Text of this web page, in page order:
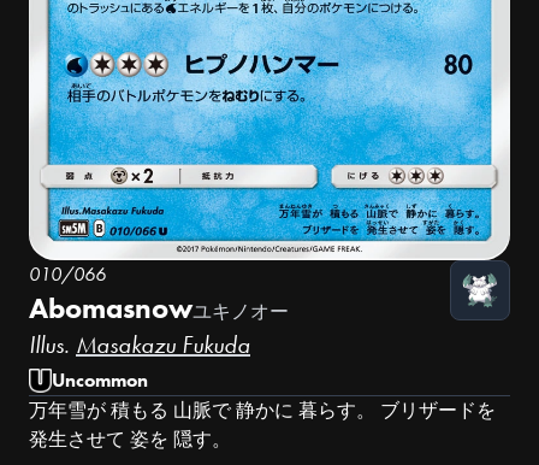
010/066
Abomasnowユキノオー
Illus. Masakazu Fukuda
Uncommon
万年雪が 積もる 山脈で 静かに 暮らす。 ブリザードを
発生させて 姿を 隠す。